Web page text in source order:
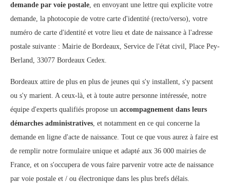
demande par voie postale , en envoyant une lettre qui explicite votre
demande, la photocopie de votre carte d'identité (recto/verso), votre
numéro de carte d'identité et votre lieu et date de naissance à l'adresse
postale suivante : Mairie de Bordeaux, Service de l'état civil, Place Pey-
Berland, 33077 Bordeaux Cedex.
Bordeaux attire de plus en plus de jeunes qui s'y installent, s'y pacsent
ou s'y marient. A ceux-là, et à toute autre personne intéressée, notre
équipe d'experts qualifiés propose un accompagnement dans leurs
démarches administratives , et notamment en ce qui concerne la
demande en ligne d'acte de naissance. Tout ce que vous aurez à faire est
de remplir notre formulaire unique et adapté aux 36 000 mairies de
France, et on s'occupera de vous faire parvenir votre acte de naissance
par voie postale et / ou électronique dans les plus brefs délais.